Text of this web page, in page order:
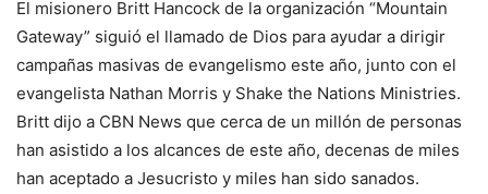
El misionero Britt Hancock de la organización “Mountain
Gateway” siguió el llamado de Dios para ayudar a dirigir
campañas masivas de evangelismo este año, junto con el
evangelista Nathan Morris y Shake the Nations Ministries.
Britt dijo a CBN News que cerca de un millón de personas
han asistido a los alcances de este año, decenas de miles
han aceptado a Jesucristo y miles han sido sanados.